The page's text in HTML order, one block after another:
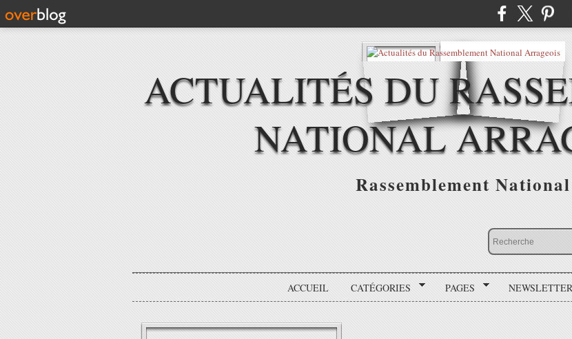
ACTUALITÉS DU
NATIONAL
Rassemblement National
ACCUEIL CATÉGORIES PAGES NEWSLETTER